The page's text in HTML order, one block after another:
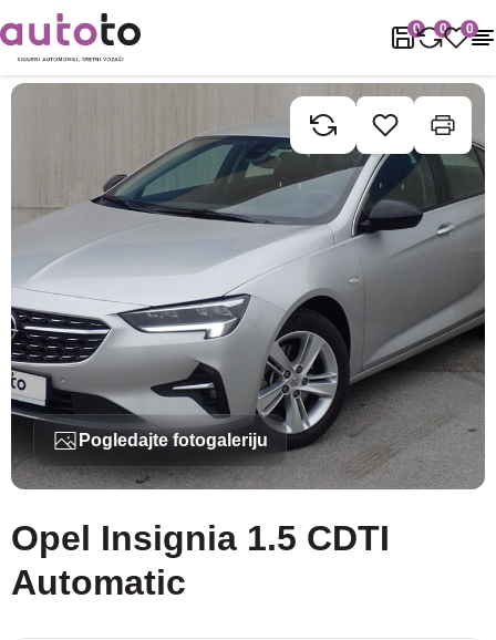
0 0 0
Naslovnica Rabljena vozila Opel Insignia 1.5
Pogledajte fotogaleriju
Opel Insignia 1.5 CDTI
Automatic